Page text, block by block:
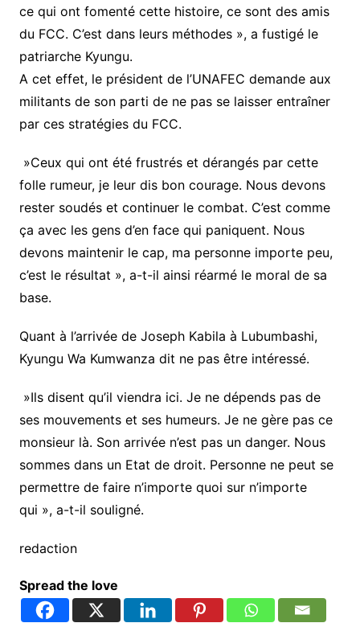
ce qui ont fomenté cette histoire, ce sont des amis
du FCC. C’est dans leurs méthodes », a fustigé le
patriarche Kyungu.
A cet effet, le président de l’UNAFEC demande aux
militants de son parti de ne pas se laisser entraîner
par ces stratégies du FCC.
»Ceux qui ont été frustrés et dérangés par cette
folle rumeur, je leur dis bon courage. Nous devons
rester soudés et continuer le combat. C’est comme
ça avec les gens d’en face qui paniquent. Nous
devons maintenir le cap, ma personne importe peu,
c’est le résultat », a-t-il ainsi réarmé le moral de sa
base.
Quant à l’arrivée de Joseph Kabila à Lubumbashi,
Kyungu Wa Kumwanza dit ne pas être intéressé.
»Ils disent qu’il viendra ici. Je ne dépends pas de
ses mouvements et ses humeurs. Je ne gère pas ce
monsieur là. Son arrivée n’est pas un danger. Nous
sommes dans un Etat de droit. Personne ne peut se
permettre de faire n’importe quoi sur n’importe
qui », a-t-il souligné.
redaction
Spread the love